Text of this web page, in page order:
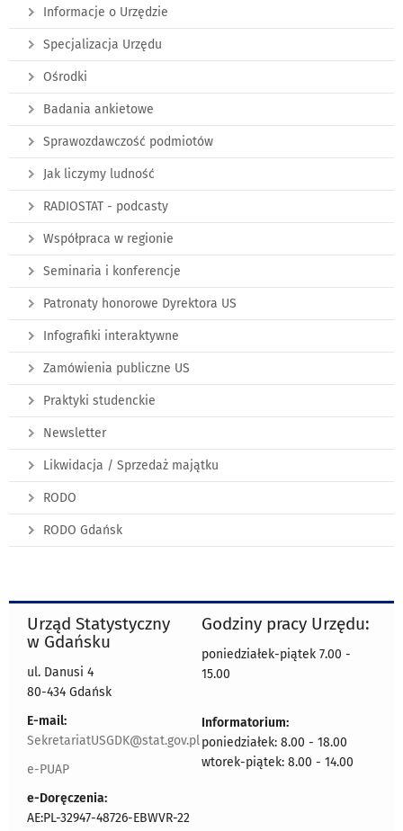
Informacje o Urzędzie
Specjalizacja Urzędu
Ośrodki
Badania ankietowe
Sprawozdawczość podmiotów
Jak liczymy ludność
RADIOSTAT - podcasty
Współpraca w regionie
Seminaria i konferencje
Patronaty honorowe Dyrektora US
Infografiki interaktywne
Zamówienia publiczne US
Praktyki studenckie
Newsletter
Likwidacja / Sprzedaż majątku
RODO
RODO Gdańsk
Urząd Statystyczny
w Gdańsku
ul. Danusi 4
80-434 Gdańsk
E-mail:
SekretariatUSGDK@stat.gov.pl
e-PUAP
e-Doręczenia:
AE:PL-32947-48726-EBWVR-22
Godziny pracy Urzędu:
poniedziałek-piątek 7.00 -
15.00
Informatorium:
poniedziałek: 8.00 - 18.00
wtorek-piątek: 8.00 - 14.00